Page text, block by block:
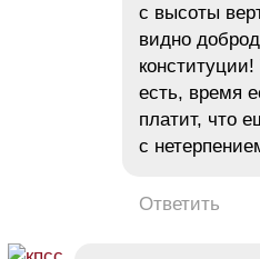
с высоты
видно
есть, время
платит, что
с
Ответить